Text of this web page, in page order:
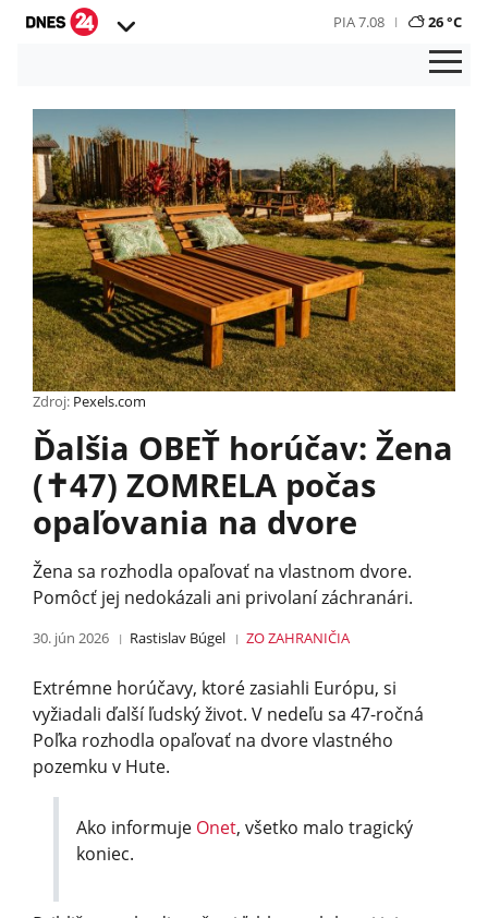
PIA 7.08 26 °C
Zdroj: Pexels.com
Ďalšia OBEŤ horúčav: Žena
(✝︎47) ZOMRELA počas
opaľovania na dvore
Žena sa rozhodla opaľovať na vlastnom dvore.
Pomôcť jej nedokázali ani privolaní záchranári.
30. jún 2026 Rastislav Búgel ZO ZAHRANIČIA
Extrémne horúčavy, ktoré zasiahli Európu, si
vyžiadali ďalší ľudský život. V nedeľu sa 47-ročná
Poľka rozhodla opaľovať na dvore vlastného
pozemku v Hute.
Ako informuje Onet, všetko malo tragický
koniec.